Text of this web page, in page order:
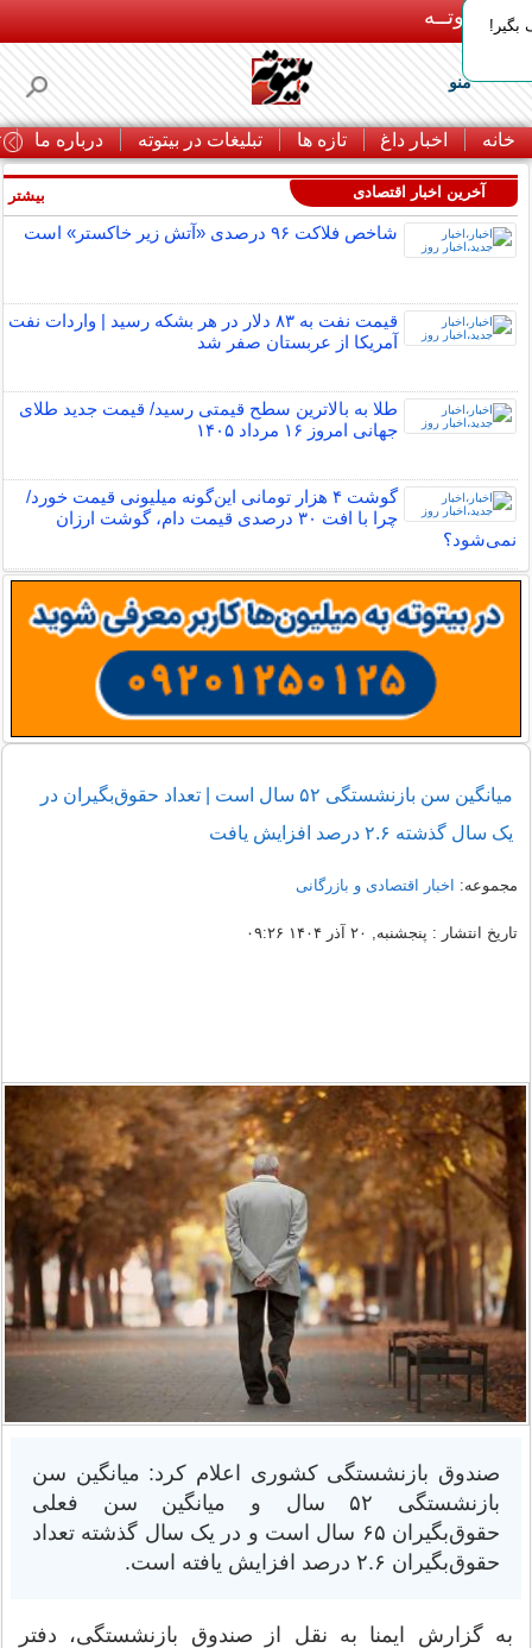
بـیتوتــه
منو
خانه اخبار داغ تازه ها تبلیغات در بیتوته درباره ما
آخرین اخبار اقتصادی
شاخص فلاکت ۹۶ درصدی «آتش زیر خاکستر» است
قیمت نفت به ۸۳ دلار در هر بشکه رسید | واردات نفت
آمریکا از عربستان صفر شد
طلا به بالاترین سطح قیمتی رسید/ قیمت جدید طلای
جهانی امروز ۱۶ مرداد ۱۴۰۵
گوشت ۴ هزار تومانی این‌گونه میلیونی قیمت خورد/
چرا با افت ۳۰ درصدی قیمت دام، گوشت ارزان
نمی‌شود؟
بیشتر
میانگین سن بازنشستگی ۵۲ سال است | تعداد حقوق‌بگیران در
یک سال گذشته ۲.۶ درصد افزایش یافت
مجموعه: اخبار اقتصادی و بازرگانی
تاریخ انتشار : پنجشنبه, ۲۰ آذر ۱۴۰۴ ۰۹:۲۶
صندوق بازنشستگی کشوری اعلام کرد: میانگین سن
بازنشستگی ۵۲ سال و میانگین سن فعلی
حقوق‌بگیران ۶۵ سال است و در یک سال گذشته تعداد
حقوق‌بگیران ۲.۶ درصد افزایش یافته است.
به گزارش ایمنا به نقل از صندوق بازنشستگی، دفتر